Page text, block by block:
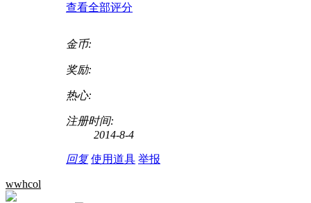
查看全部评分
金币:
奖励:
热心:
注册时间:
2014-8-4
回复 使用道具 举报
wwhcol